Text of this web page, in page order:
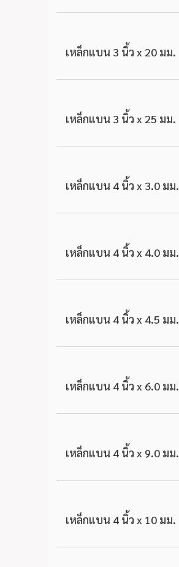
เหล็กแบน 3 นิ้ว x 20 มม.
เหล็กแบน 3 นิ้ว x 25 มม.
เหล็กแบน 4 นิ้ว x 3.0 มม.
เหล็กแบน 4 นิ้ว x 4.0 มม.
เหล็กแบน 4 นิ้ว x 4.5 มม.
เหล็กแบน 4 นิ้ว x 6.0 มม.
เหล็กแบน 4 นิ้ว x 9.0 มม.
เหล็กแบน 4 นิ้ว x 10 มม.